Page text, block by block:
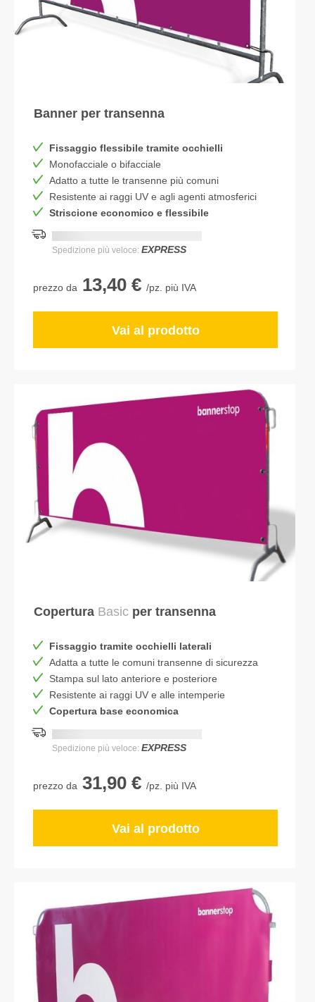
Banner per transenna
Fissaggio flessibile tramite occhielli
Monofacciale o bifacciale
Adatto a tutte le transenne più comuni
Resistente ai raggi UV e agli agenti atmosferici
Striscione economico e flessibile
Spedizione più veloce: EXPRESS
prezzo da 13,40 € /pz. più IVA
Vai al prodotto
Copertura Basic per transenna
Fissaggio tramite occhielli laterali
Adatta a tutte le comuni transenne di sicurezza
Stampa sul lato anteriore e posteriore
Resistente ai raggi UV e alle intemperie
Copertura base economica
Spedizione più veloce: EXPRESS
prezzo da 31,90 € /pz. più IVA
Vai al prodotto